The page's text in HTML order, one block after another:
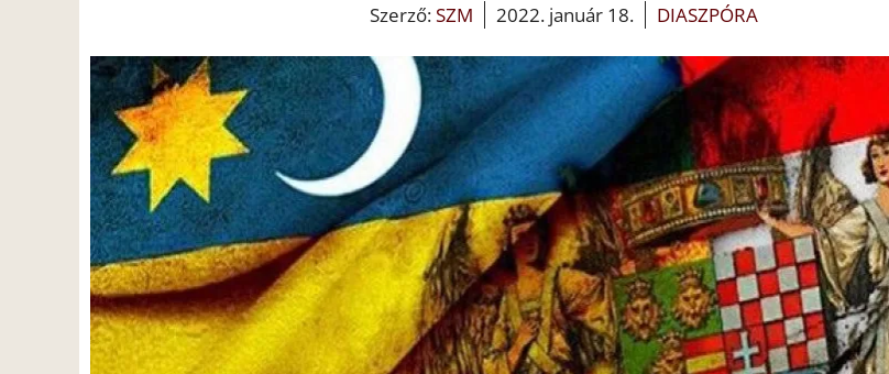
Szerző:SZM 2022. január 18. DIASZPÓRA